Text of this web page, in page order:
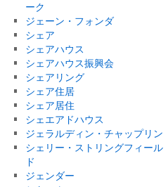
ーク
ジェーン・フォンダ
シェア
シェアハウス
シェアハウス振興会
シェアリング
シェア住居
シェア居住
シェエアドハウス
ジェラルディン・チャップリン
シェリー・ストリングフィール
ド
ジェンダー